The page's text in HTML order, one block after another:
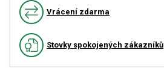
Vrácení zdarma
Stovky spokojených zákazníků